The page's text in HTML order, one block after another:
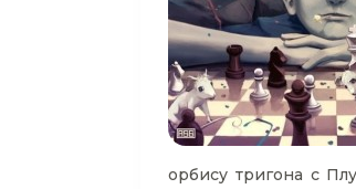
орбису тригона с